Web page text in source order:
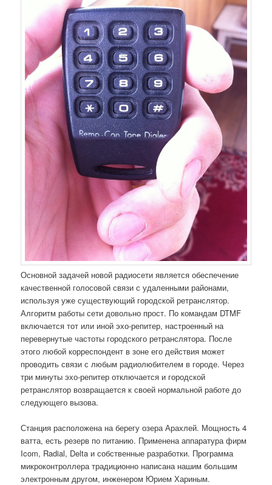
Основной задачей новой радиосети является обеспечение
качественной голосовой связи с удаленными районами,
используя уже существующий городской ретранслятор.
Алгоритм работы сети довольно прост. По командам DTMF
включается тот или иной эхо-репитер, настроенный на
перевернутые частоты городского ретранслятора. После
этого любой корреспондент в зоне его действия может
проводить связи с любым радиолюбителем в городе. Через
три минуты эхо-репитер отключается и городской
ретранслятор возвращается к своей нормальной работе до
следующего вызова.
Станция расположена на берегу озера Арахлей. Мощность 4
ватта, есть резерв по питанию. Применена аппаратура фирм
Icom, Radial, Delta и собственные разработки. Программа
микроконтроллера традиционно написана нашим большим
электронным другом, инженером Юрием Хариным.